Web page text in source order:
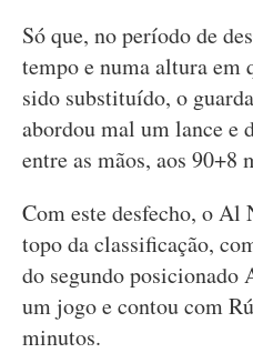
Só que, no período de
tempo e numa altura em
sido substituído, o
abordou mal um lance e
entre as mãos, aos 90+8
Com este desfecho, o Al
topo da classificação,
do segundo
um jogo e contou com
minutos.